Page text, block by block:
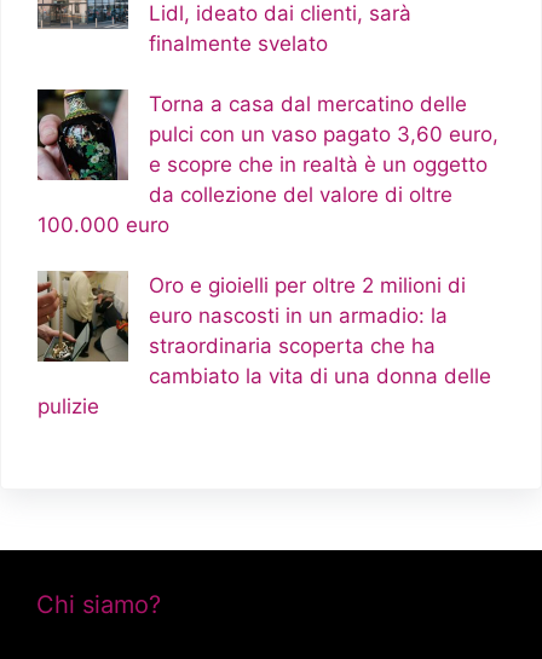
Lidl, ideato dai clienti, sarà
finalmente svelato
Torna a casa dal mercatino delle
pulci con un vaso pagato 3,60 euro,
e scopre che in realtà è un oggetto
da collezione del valore di oltre
100.000 euro
Oro e gioielli per oltre 2 milioni di
euro nascosti in un armadio: la
straordinaria scoperta che ha
cambiato la vita di una donna delle
pulizie
Chi siamo?